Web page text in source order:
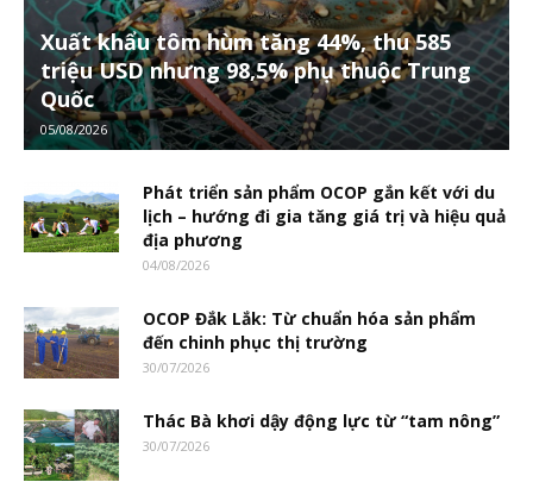
Xuất khẩu tôm hùm tăng 44%, thu 585
triệu USD nhưng 98,5% phụ thuộc Trung
Quốc
05/08/2026
Phát triển sản phẩm OCOP gắn kết với du
lịch – hướng đi gia tăng giá trị và hiệu quả
địa phương
04/08/2026
OCOP Đắk Lắk: Từ chuẩn hóa sản phẩm
đến chinh phục thị trường
30/07/2026
Thác Bà khơi dậy động lực từ “tam nông”
30/07/2026